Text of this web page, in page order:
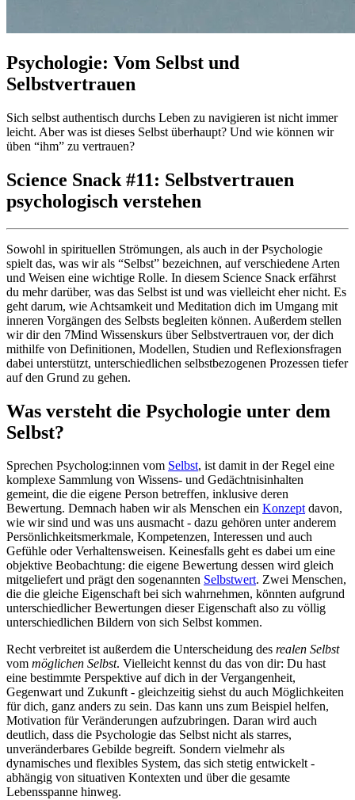
Psychologie: Vom Selbst und
Selbstvertrauen
Sich selbst authentisch durchs Leben zu navigieren ist nicht immer
leicht. Aber was ist dieses Selbst überhaupt? Und wie können wir
üben “ihm” zu vertrauen?
Science Snack #11: Selbstvertrauen
psychologisch verstehen
Sowohl in spirituellen Strömungen, als auch in der Psychologie
spielt das, was wir als “Selbst” bezeichnen, auf verschiedene Arten
und Weisen eine wichtige Rolle. In diesem Science Snack erfährst
du mehr darüber, was das Selbst ist und was vielleicht eher nicht. Es
geht darum, wie Achtsamkeit und Meditation dich im Umgang mit
inneren Vorgängen des Selbsts begleiten können. Außerdem stellen
wir dir den 7Mind Wissenskurs über Selbstvertrauen vor, der dich
mithilfe von Definitionen, Modellen, Studien und Reflexionsfragen
dabei unterstützt, unterschiedlichen selbstbezogenen Prozessen tiefer
auf den Grund zu gehen.
Was versteht die Psychologie unter dem
Selbst?
Sprechen Psycholog:innen vom Selbst, ist damit in der Regel eine
komplexe Sammlung von Wissens- und Gedächtnisinhalten
gemeint, die die eigene Person betreffen, inklusive deren
Bewertung. Demnach haben wir als Menschen ein Konzeptdavon,
wie wir sind und was uns ausmacht - dazu gehören unter anderem
Persönlichkeitsmerkmale, Kompetenzen, Interessen und auch
Gefühle oder Verhaltensweisen. Keinesfalls geht es dabei um eine
objektive Beobachtung: die eigene Bewertung dessen wird gleich
mitgeliefert und prägt den sogenannten Selbstwert. Zwei Menschen,
die die gleiche Eigenschaft bei sich wahrnehmen, könnten aufgrund
unterschiedlicher Bewertungen dieser Eigenschaft also zu völlig
unterschiedlichen Bildern von sich Selbst kommen.
Recht verbreitet ist außerdem die Unterscheidung des realen Selbst
vom möglichen Selbst. Vielleicht kennst du das von dir: Du hast
eine bestimmte Perspektive auf dich in der Vergangenheit,
Gegenwart und Zukunft - gleichzeitig siehst du auch Möglichkeiten
für dich, ganz anders zu sein. Das kann uns zum Beispiel helfen,
Motivation für Veränderungen aufzubringen. Daran wird auch
deutlich, dass die Psychologie das Selbst nicht als starres,
unveränderbares Gebilde begreift. Sondern vielmehr als
dynamisches und flexibles System, das sich stetig entwickelt -
abhängig von situativen Kontexten und über die gesamte
Lebensspanne hinweg.